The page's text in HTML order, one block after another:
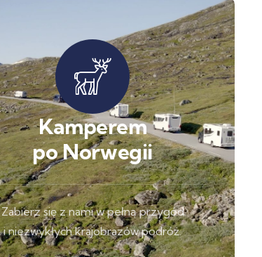
Kamperem
po Norwegii
Zabierz się z nami w pełną przygód
i niezwykłych krajobrazów podróż.